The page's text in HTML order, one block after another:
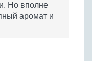
Но вполне
аромат и